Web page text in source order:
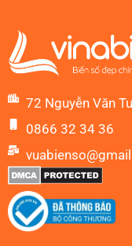
72 Nguyễn Văn
0866 32 34 36